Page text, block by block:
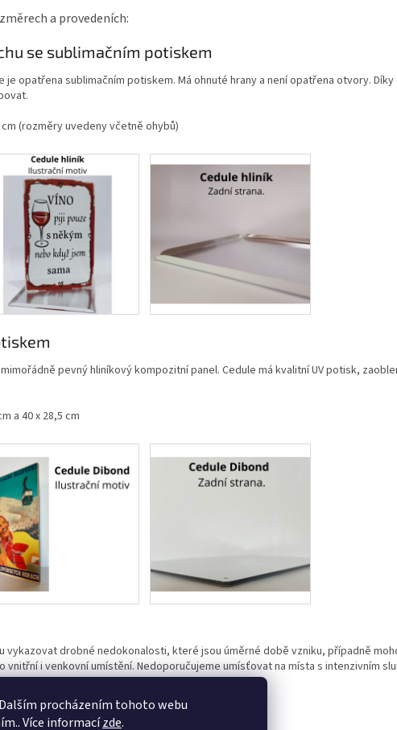
procházením tohoto webu
Více informacízde.
a provedeních:
se sublimačním potiskem
je opatřena sublimačním potiskem. Má ohnuté hrany a není opatřena otvory.
cm (rozměry uvedeny včetně ohybů)
pevný hliníkový kompozitní panel. Cedule má kvalitní UV potisk,
a 40 x 28,5 cm
vykazovat drobné nedokonalosti, které jsou úměrné době vzniku, případně
vnitřní i venkovní umístění. Nedoporučujeme umísťovat na místa s intenzivním